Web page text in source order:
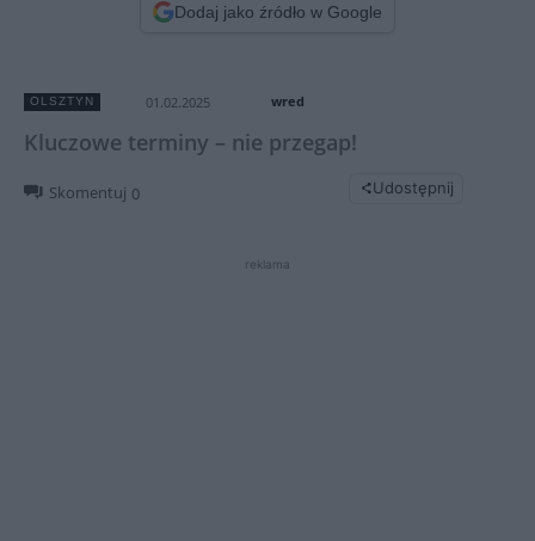
Dodaj jako źródło w Google
OLSZTYN 01.02.2025 wred
Kluczowe terminy – nie przegap!
Skomentuj 0 Udostępnij
reklama